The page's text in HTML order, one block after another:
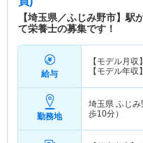
【埼玉県／ふじみ野市】
て栄養士の募集です！
給与
【モデル月収】
【モデル年収】
勤務地
埼玉県 ふじみ
歩10分）